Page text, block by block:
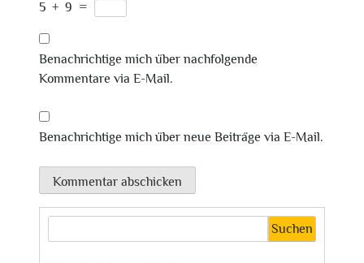
5 + 9 =
Benachrichtige mich über nachfolgende
Kommentare via E-Mail.
Benachrichtige mich über neue Beiträge via E-Mail.
Suchen